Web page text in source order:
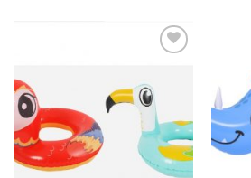
Añadir a
favoritos